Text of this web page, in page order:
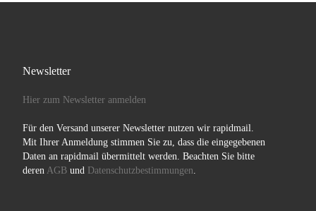
Newsletter
Hier zum Newsletter anmelden
Für den Versand unserer Newsletter nutzen wir rapidmail.
Mit Ihrer Anmeldung stimmen Sie zu, dass die eingegebenen
Daten an rapidmail übermittelt werden. Beachten Sie bitte
deren AGBund Datenschutzbestimmungen